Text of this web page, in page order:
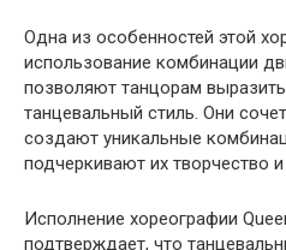
Одна из особенностей этой
использование комбинации
позволяют танцорам
танцевальный стиль. Они
создают уникальные
подчеркивают их творчество и
Исполнение хореографии
подтверждает, что